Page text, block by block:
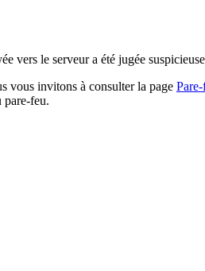
vers le serveur a été jugée
vous invitons à consulter la page
pare-feu.